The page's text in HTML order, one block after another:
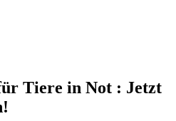
Tiere in Not : Jetzt